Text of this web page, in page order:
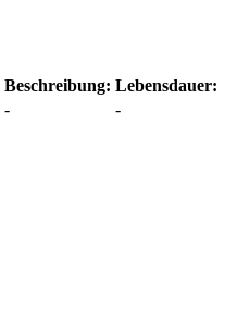
Beschreibung: Lebensdauer:
- -